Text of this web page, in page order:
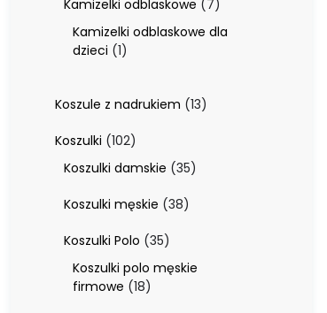
Kamizelki odblaskowe 77
produktów
Kamizelki odblaskowe dla
dzieci 11
Koszule z nadrukiem 1313
Koszulki 102102
produkty
Koszulki damskie 3535
Koszulki męskie 3838
Koszulki Polo 3535
produktów
Koszulki polo męskie
firmowe 1818